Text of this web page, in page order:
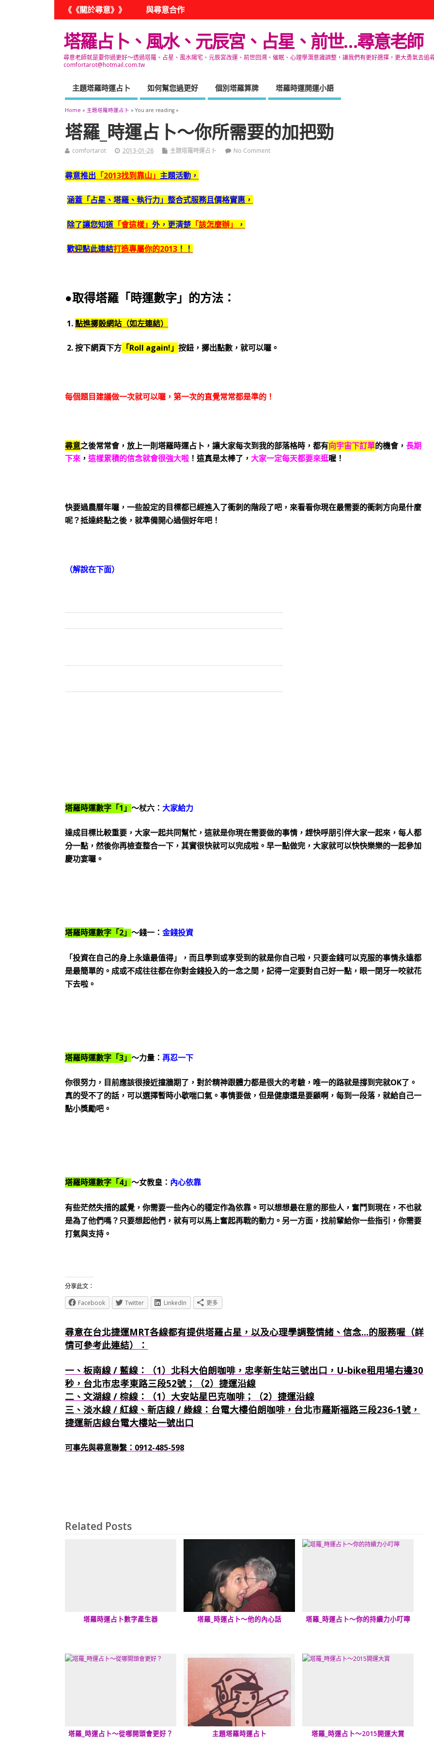
《《關於尋意》》 與尋意合作
塔羅占卜、風水、元辰宮、占星、前世…尋意老師
尋意老師就是要你過更好～透過塔羅、占星、風水陽宅、元辰宮改運、前世回溯、催眠、心理學潛意識調整，讓我們有更好選擇，更大勇氣去
comfortarot@hotmail.com.tw
主題塔羅時運占卜 如何幫您過更好 個別塔羅算牌 塔羅時運開運小語
Home » 主題塔羅時運占卜 » You are reading »
塔羅_時運占卜～你所需要的加把勁
comfortarot 2013-01-28 主題塔羅時運占卜 No Comment
尋意推出 「2013找到靠山」 主題活動，
涵蓋「占星、塔羅、執行力」整合式服務且價格實惠，
除了讓您知道 「會這樣」外，更清楚 「該怎麼辦」 ，
歡迎點此連結打造專屬你的2013 ！！
●取得塔羅「時運數字」的方法：
1.點進擲骰網站（如左連結）
2. 按下網頁下方 「Roll again!」按鈕，擲出點數，就可以囉。
每個題目建議做一次就可以囉，第一次的直覺常常都是準的！
尋意之後常常會，放上一則塔羅時運占卜，讓大家每次到我的部落格時，都有向宇宙下訂單的機會，長期
下來 ，這樣累積的信念就會很強大啦 ！這真是太棒了， 大家一定每天都要來逛喔！
快要過農曆年囉，一些設定的目標都已經進入了衝刺的階段了吧，來看看你現在最需要的衝刺方向是什麼
呢？抵達終點之後，就準備開心過個好年吧！
（解說在下面）
塔羅時運數字「1 」～杖六： 大家給力
達成目標比較重要，大家一起共同幫忙，這就是你現在需要做的事情，趕快呼朋引伴大家一起來，每人都
分一點，然後你再檢查整合一下，其實很快就可以完成啦。早一點做完，大家就可以快快樂樂的一起參加
慶功宴囉。
塔羅時運數字「2 」～錢一：金錢投資
「投資在自己的身上永遠最值得」，而且學到或享受到的就是你自己啦，只要金錢可以克服的事情永遠都
是最簡單的。成或不成往往都在你對金錢投入的一念之間，記得一定要對自己好一點，眼一閉牙一咬就花
下去啦。
塔羅時運數字「3 」～力量：再忍一下
你很努力，目前應該很接近撞牆期了，對於精神跟體力都是很大的考驗，唯一的路就是撐到完就OK了。
真的受不了的話，可以選擇暫時小歇喘口氣。事情要做，但是健康還是要顧啊，每到一段落，就給自己一
點小獎勵吧。
塔羅時運數字「4 」～女教皇： 內心依靠
有些茫然失措的感覺，你需要一些內心的穩定作為依靠。可以想想最在意的那些人，奮鬥到現在，不也就
是為了他們嗎？只要想起他們，就有可以馬上奮起再戰的動力。另一方面，找前輩給你一些指引，你需要
打氣與支持。
分享此文：
Facebook
Twitter LinkedIn 更多
尋意在台北捷運MRT各線都有提供塔羅占星，以及心理學調整情緒、信念...的服務喔（詳
情可參考此連結）：
一、板南線 / 藍線：（1）北科大伯朗咖啡，忠孝新生站三號出口，U-bike租用場右邊30
秒，台北市忠孝東路三段52號；（2）捷運沿線
二、文湖線 / 棕線：（1）大安站星巴克咖啡；
（2）捷運沿線
三、淡水線 / 紅線、新店線 / 綠線：台電大樓伯朗咖啡，台北市羅斯福路三段236-1號，
捷運新店線台電大樓站一號出口
可事先與尋意聯繫：0912-485-598
Related Posts
塔羅時運占卜數字產生器 塔羅_時運占卜～他的內心話 塔羅_時運占卜～你的持續力小叮嚀
塔羅_時運占卜～從哪開頭會更好？ 主題塔羅時運占卜 塔羅_時運占卜～2015開運大賞